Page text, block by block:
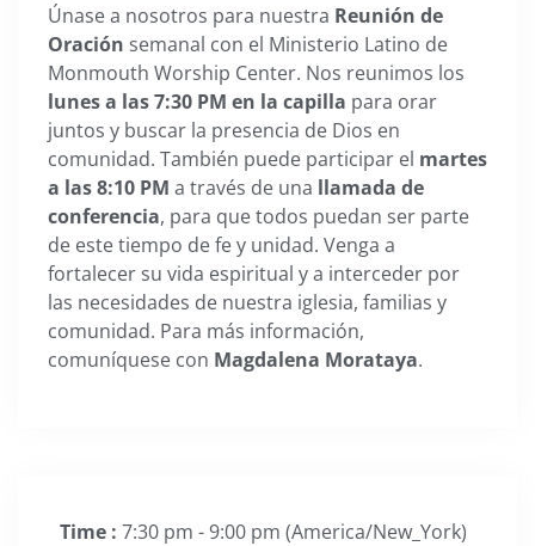
Únase a nosotros para nuestra Reunión de
Oración semanal con el Ministerio Latino de
Monmouth Worship Center. Nos reunimos los
lunes a las 7:30 PM en la capilla para orar
juntos y buscar la presencia de Dios en
comunidad. También puede participar el martes
a las 8:10 PM a través de una llamada de
conferencia, para que todos puedan ser parte
de este tiempo de fe y unidad. Venga a
fortalecer su vida espiritual y a interceder por
las necesidades de nuestra iglesia, familias y
comunidad. Para más información,
comuníquese con Magdalena Morataya.
Time : 7:30 pm - 9:00 pm (America/New_York)